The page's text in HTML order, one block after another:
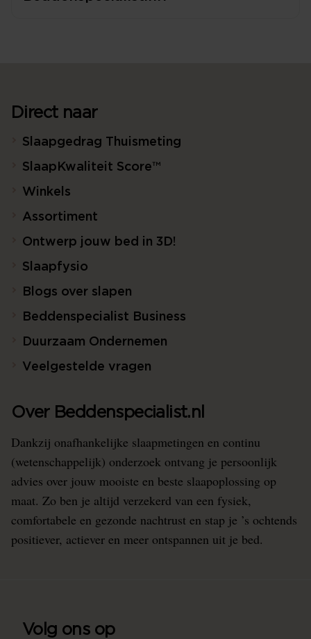
Direct naar
Slaapgedrag Thuismeting
SlaapKwaliteit Score™
Winkels
Assortiment
Ontwerp jouw bed in 3D!
Slaapfysio
Blogs over slapen
Beddenspecialist Business
Duurzaam Ondernemen
Veelgestelde vragen
Over Beddenspecialist.nl
Dankzij onafhankelijke slaapmetingen en continu
(wetenschappelijk) onderzoek ontvang je persoonlijk
advies over jouw mooiste en beste slaapoplossing op
maat. Zo ben je altijd verzekerd van een fysiek,
comfortabele en gezonde nachtrust en stap je ’s ochtends
positiever, actiever en meer ontspannen uit je bed.
Volg ons op